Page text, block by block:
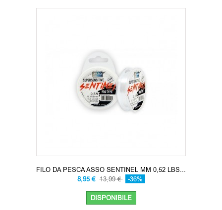
FILO DA PESCA ASSO SENTINEL MM 0,52 LBS...
8,95 € 13,99 € -36%
DISPONIBILE